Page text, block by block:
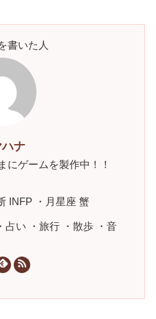
書いた人
ハナ
にゲームを製作中！！
INFP ・月星座 蟹
占い ・旅行 ・散歩 ・音